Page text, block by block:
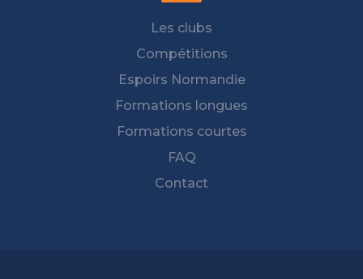
Les clubs
Compétitions
Espoirs Normandie
Formations longues
Formations courtes
FAQ
Contact